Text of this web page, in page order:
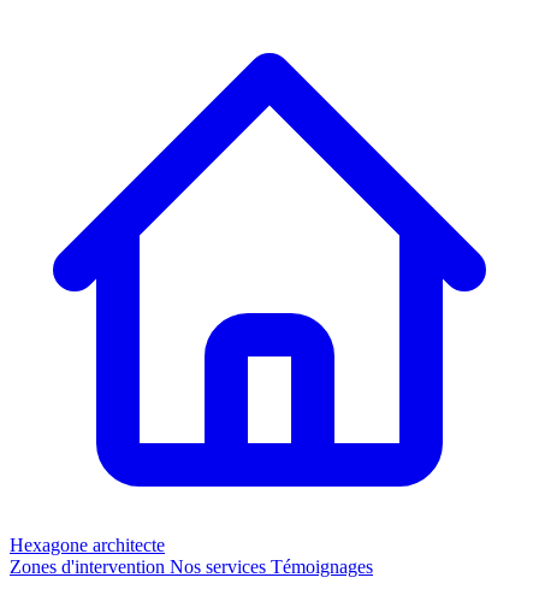
Hexagone architecte
Zones d'intervention Nos services Témoignages